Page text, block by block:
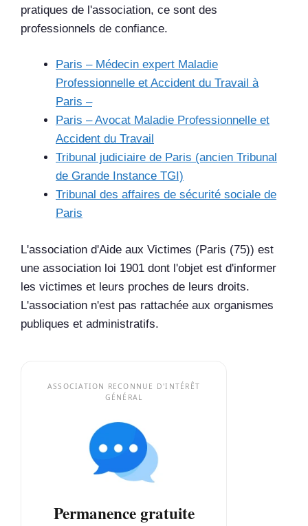
pratiques de l'association, ce sont des
professionnels de confiance.
Paris – Médecin expert Maladie
Professionnelle et Accident du Travail à
Paris –
Paris – Avocat Maladie Professionnelle et
Accident du Travail
Tribunal judiciaire de Paris (ancien Tribunal
de Grande Instance TGI)
Tribunal des affaires de sécurité sociale de
Paris
L'association d'Aide aux Victimes (Paris (75)) est
une association loi 1901 dont l'objet est d'informer
les victimes et leurs proches de leurs droits.
L'association n'est pas rattachée aux organismes
publiques et administratifs.
ASSOCIATION RECONNUE D'INTÉRÊT
GÉNÉRAL
Permanence gratuite